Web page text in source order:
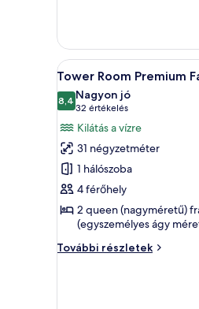
Jacuzzi
Suite
további
részletei
A
következő
szoba
összes
képének
megtekintése:
Tower
Room Premium
Falls
View Two
Queens
4
Tower Room Premium
8,410-ből 8,4
Nagyon jó
32 értékelés
(32
értékelés)
Kilátás a vízre
31 négyzetméter
1 hálószoba
4 férőhely
2 queen (nagyméretű)
(egyszemélyes ágy
További részletek
Tower